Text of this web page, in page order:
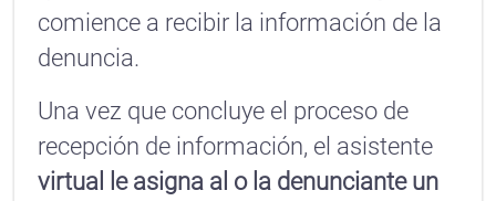
comience a recibir la información de la
denuncia.
Una vez que concluye el proceso de
recepción de información, el asistente
virtual le asigna al o la denunciante un